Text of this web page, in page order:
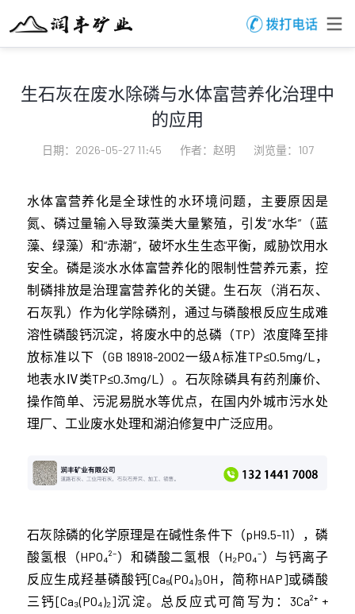
生石灰在废水除磷与水体富营养化治理中
的应用
日期：2026-05-27 11:45 作者：赵明 浏览量：107
水体富营养化是全球性的水环境问题，主要原因是
氮、磷过量输入导致藻类大量繁殖，引发“水华”（蓝
藻、绿藻）和“赤潮”，破坏水生生态平衡，威胁饮用水
安全。磷是淡水水体富营养化的限制性营养元素，控
制磷排放是治理富营养化的关键。生石灰（消石灰、
石灰乳）作为化学除磷剂，通过与磷酸根反应生成难
溶性磷酸钙沉淀，将废水中的总磷（TP）浓度降至排
放标准以下（GB 18918-2002一级A标准TP≤0.5mg/L，
地表水Ⅳ类TP≤0.3mg/L）。石灰除磷具有药剂廉价、
操作简单、污泥易脱水等优点，在国内外城市污水处
理厂、工业废水处理和湖泊修复中广泛应用。
石灰除磷的化学原理是在碱性条件下（pH9.5-11），磷
酸氢根（HPO₄²⁻）和磷酸二氢根（H₂PO₄⁻）与钙离子
反应生成羟基磷酸钙[Ca₅(PO₄)₃OH，简称HAP]或磷酸
三钙[Ca₃(PO₄)₂]沉淀。总反应式可简写为：3Ca²⁺ +